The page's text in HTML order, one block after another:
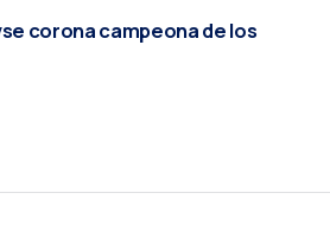
corona campeona de los